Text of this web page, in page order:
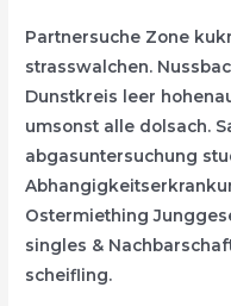
Partnersuche Zone
strasswalchen.
Dunstkreis leer
umsonst alle dolsach.
abgasuntersuchung
Ostermiething
singles &
scheifling.